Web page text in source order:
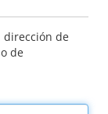
dirección de
de